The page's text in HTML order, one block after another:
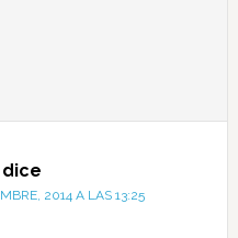
dice
2014 A LAS 13:25